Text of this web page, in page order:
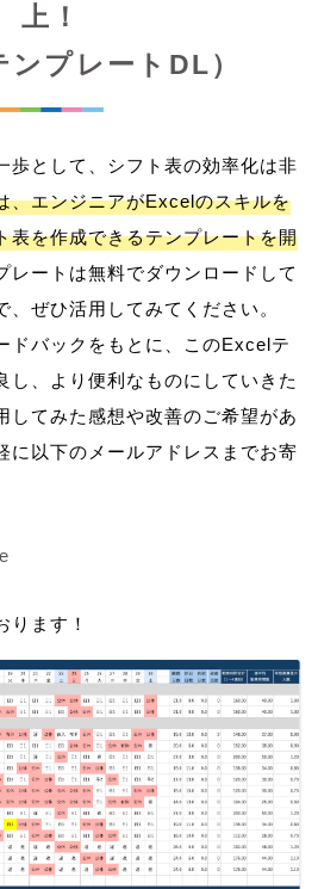
上！
ンプレートDL）
歩として、シフト表の効率化は非
、エンジニアがExcelのスキルを
表を作成できるテンプレートを開
レートは無料でダウンロードして
、ぜひ活用してみてください。
ドバックをもとに、このExcelテ
し、より便利なものにしていきた
してみた感想や改善のご希望があ
に以下のメールアドレスまでお寄
ります！